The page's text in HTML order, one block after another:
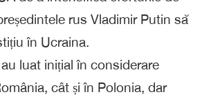
rus Vladimir Putin să
în Ucraina.
luat inițial în considerare
cât și în Polonia, dar